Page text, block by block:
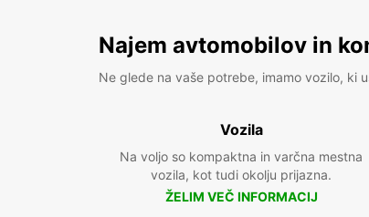
Najem avtomobilov in
Ne glede na vaše potrebe, imamo vozilo, ki
Vozila
Na voljo so kompaktna in varčna mestna
vozila, kot tudi okolju prijazna.
ŽELIM VEČ INFORMACIJ